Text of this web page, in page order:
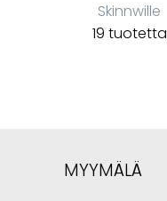
Skinnwille
19 tuotetta
MYYMÄLÄ